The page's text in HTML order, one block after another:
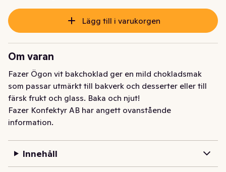
Lägg till i varukorgen
Om varan
Fazer Ögon vit bakchoklad ger en mild chokladsmak
som passar utmärkt till bakverk och desserter eller till
färsk frukt och glass. Baka och njut!
Fazer Konfektyr AB har angett ovanstående
information.
Innehåll